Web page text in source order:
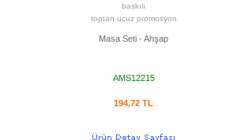
baskılı
toptan ucuz promosyon
Masa Seti - Ahşap
AMS12215
194,72 TL